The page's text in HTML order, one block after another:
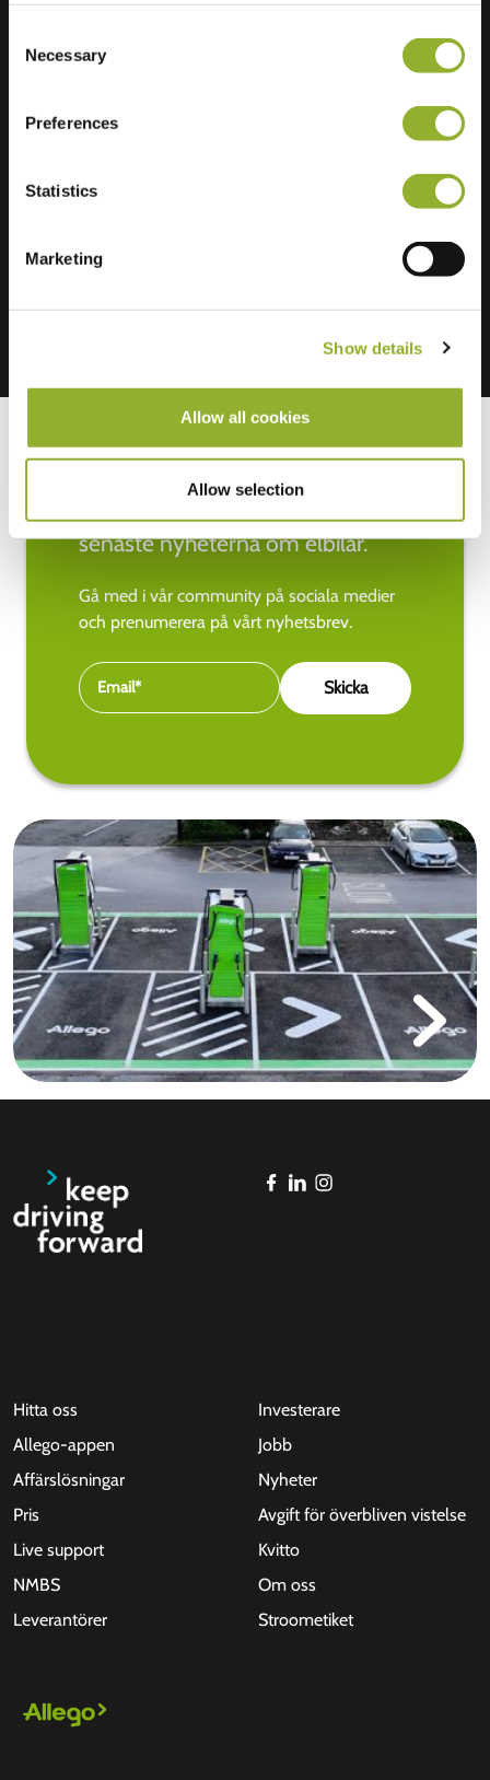
Selection
Necessary
Preferences
Statistics
Marketing
Show details
Allow all cookies
Allow selection
Håll dig uppdaterad med de
senaste nyheterna om elbilar.
Gå med i vår community på sociala medier
och prenumerera på vårt nyhetsbrev.
Hitta oss
Allego-appen
Affärslösningar
Pris
Live support
NMBS
Leverantörer
Investerare
Jobb
Nyheter
Avgift för överbliven vistelse
Kvitto
Om oss
Stroometiket